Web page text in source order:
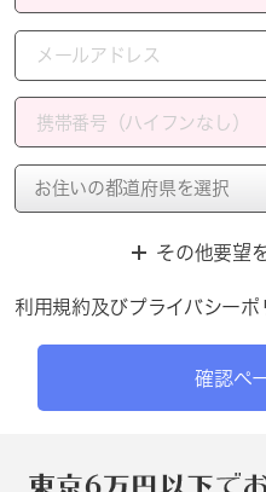
その他要望
利用規約及びプライバシーポ
確認ペ